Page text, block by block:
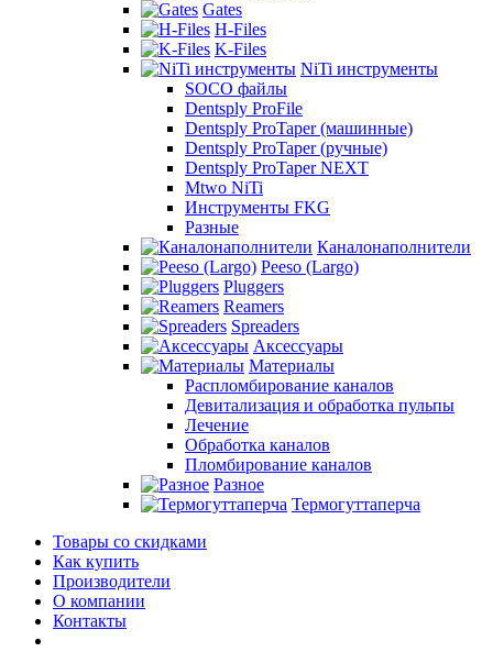
Gates
H-Files
K-Files
NiTi инструменты
SOCO файлы
Dentsply ProFile
Dentsply ProTaper (машинные)
Dentsply ProTaper (ручные)
Dentsply ProTaper NEXT
Mtwo NiTi
Инструменты FKG
Разные
Каналонаполнители
Peeso (Largo)
Pluggers
Reamers
Spreaders
Аксессуары
Материалы
Распломбирование каналов
Девитализация и обработка пульпы
Лечение
Обработка каналов
Пломбирование каналов
Разное
Термогуттаперча
Товары со скидками
Как купить
Производители
О компании
Контакты